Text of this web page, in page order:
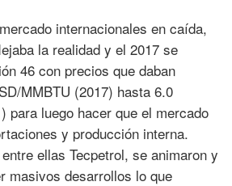
internacionales en caída,
la realidad y el 2017 se
46 con precios que daban
MMBTU (2017) hasta 6.0
para luego hacer que el mercado
y producción interna.
ellas Tecpetrol, se animaron y
masivos desarrollos lo que